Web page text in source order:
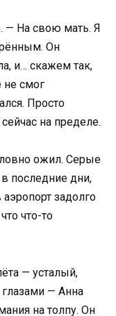
— На свою мать. Я
Он
и… скажем так,
не смог
Просто
на пределе.
ожил. Серые
последние дни,
задолго
что-то
— усталый,
— Анна
на толпу. Он